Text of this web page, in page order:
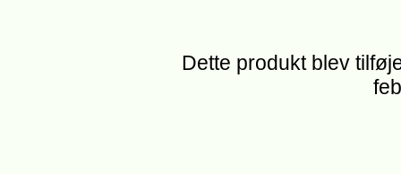
Dette produkt blev